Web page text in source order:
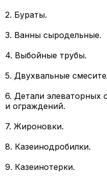
2. Бураты.
3. Ванны сыродельные.
4. Выбойные трубы.
5. Двухвальные
6. Детали элеваторных
и ограждений.
7. Жироновки.
8. Казеинодробилки.
9. Казеинотерки.